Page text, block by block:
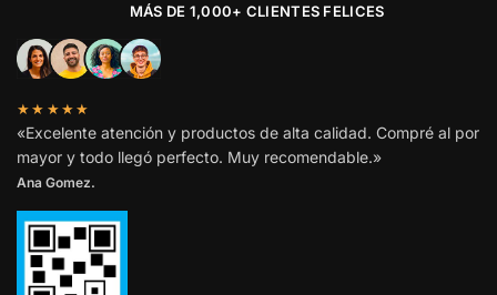
MÁS DE 1,000+ CLIENTES FELICES
★★★★★
«Excelente atención y productos de alta calidad. Compré al por
mayor y todo llegó perfecto. Muy recomendable.»
Ana Gomez.